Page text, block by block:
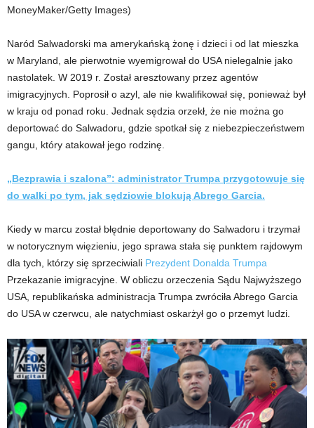
MoneyMaker/Getty Images)
Naród Salwadorski ma amerykańską żonę i dzieci i od lat mieszka
w Maryland, ale pierwotnie wyemigrował do USA nielegalnie jako
nastolatek. W 2019 r. Został aresztowany przez agentów
imigracyjnych. Poprosił o azyl, ale nie kwalifikował się, ponieważ był
w kraju od ponad roku. Jednak sędzia orzekł, że nie można go
deportować do Salwadoru, gdzie spotkał się z niebezpieczeństwem
gangu, który atakował jego rodzinę.
„Bezprawia i szalona”: administrator Trumpa przygotowuje się
do walki po tym, jak sędziowie blokują Abrego Garcia.
Kiedy w marcu został błędnie deportowany do Salwadoru i trzymał
w notorycznym więzieniu, jego sprawa stała się punktem rajdowym
dla tych, którzy się sprzeciwiali Prezydent Donalda Trumpa
Przekazanie imigracyjne. W obliczu orzeczenia Sądu Najwyższego
USA, republikańska administracja Trumpa zwróciła Abrego Garcia
do USA w czerwcu, ale natychmiast oskarżył go o przemyt ludzi.